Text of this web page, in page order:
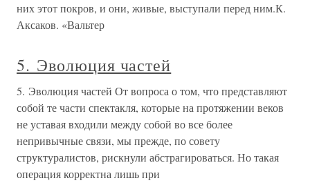
них этот покров, и они, живые, выступали перед ним.К.
Аксаков. «Вальтер
5. Эволюция частей
5. Эволюция частей От вопроса о том, что представляют
собой те части спектакля, которые на протяжении веков
не уставая входили между собой во все более
непривычные связи, мы прежде, по совету
структуралистов, рискнули абстрагироваться. Но такая
операция корректна лишь при